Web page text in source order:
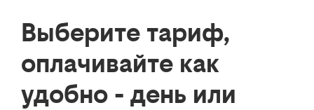
Выберите тариф,
оплачивайте как
удобно - день или